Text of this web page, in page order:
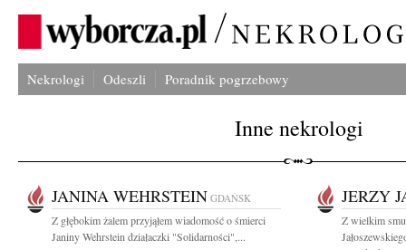
Nekrologi Odeszli Poradnik pogrzebowy
Inne nekrologi
JANINA WEHRSTEIN GDAŃSK
Z głębokim żalem przyjąłem wiadomość o śmierci
Janiny Wehrstein działaczki "Solidarności",...
JERZY
Z wielkim